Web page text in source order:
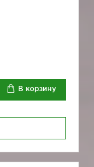
В корзину